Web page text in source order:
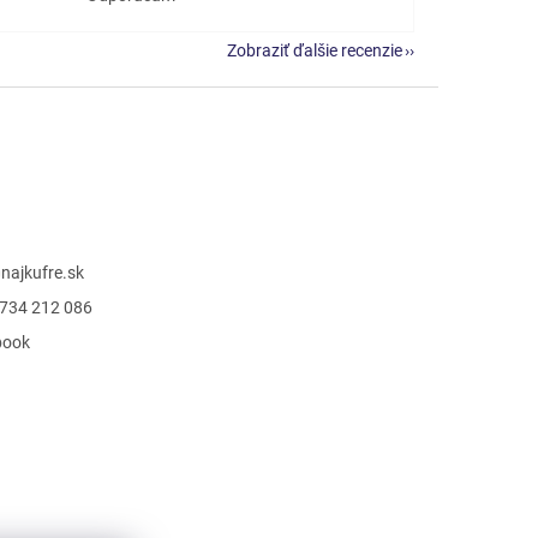
Zobraziť ďalšie recenzie
najkufre.sk
212 086